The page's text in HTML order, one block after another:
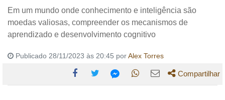
Em um mundo onde conhecimento e inteligência são
moedas valiosas, compreender os mecanismos de
aprendizado e desenvolvimento cognitivo
Publicado 28/11/2023 às 20:45 porAlex Torres
Compartilhar